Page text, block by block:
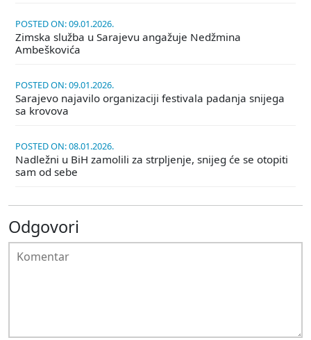
POSTED ON: 09.01.2026.
Zimska služba u Sarajevu angažuje Nedžmina
Ambeškovića
POSTED ON: 09.01.2026.
Sarajevo najavilo organizaciji festivala padanja snijega
sa krovova
POSTED ON: 08.01.2026.
Nadležni u BiH zamolili za strpljenje, snijeg će se otopiti
sam od sebe
Odgovori